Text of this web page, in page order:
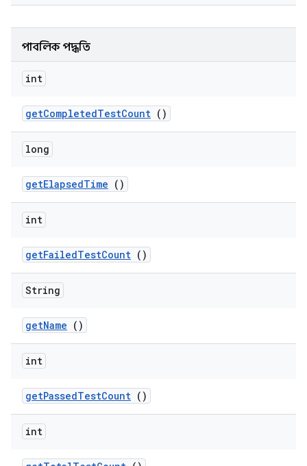
পাবলিক পদ্ধতি
int
getCompletedTestCount ()
long
getElapsedTime ()
int
getFailedTestCount ()
String
getName ()
int
getPassedTestCount ()
int